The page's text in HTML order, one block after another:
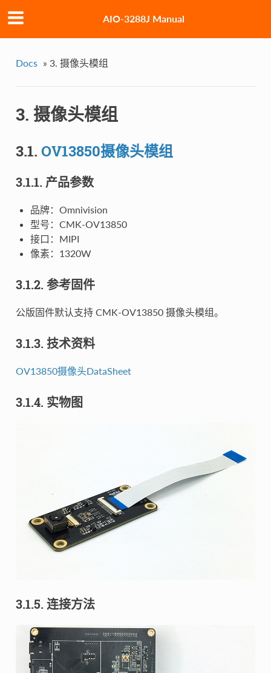
AIO-3288J Manual
Docs » 3. 摄像头模组
3. 摄像头模组
3.1. OV13850摄像头模组
3.1.1. 产品参数
品牌：Omnivision
型号：CMK-OV13850
接口：MIPI
像素：1320W
3.1.2. 参考固件
公版固件默认支持 CMK-OV13850 摄像头模组。
3.1.3. 技术资料
OV13850摄像头DataSheet
3.1.4. 实物图
3.1.5. 连接方法